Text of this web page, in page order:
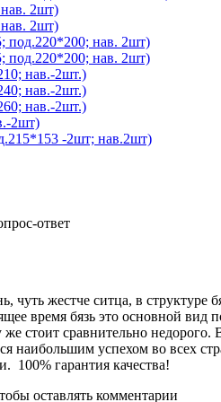
2шт)
2шт)
под.220*200; нав. 2шт)
под.220*200; нав. 2шт)
нав.-2шт.)
нав.-2шт.)
нав.-2шт.)
2шт)
-2шт; нав.2шт)
ответ
чуть жестче ситца, в
время бязь это основной вид
стоит сравнительно
наибольшим успехом во всех
100% гарантия качества!
оставлять комментарии